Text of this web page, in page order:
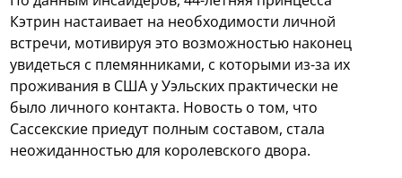
Кэтрин настаивает на необходимости личной
встречи, мотивируя это возможностью наконец
увидеться с племянниками, с которыми из-за их
проживания в США у Уэльских практически не
было личного контакта. Новость о том, что
Сассекские приедут полным составом, стала
неожиданностью для королевского двора.